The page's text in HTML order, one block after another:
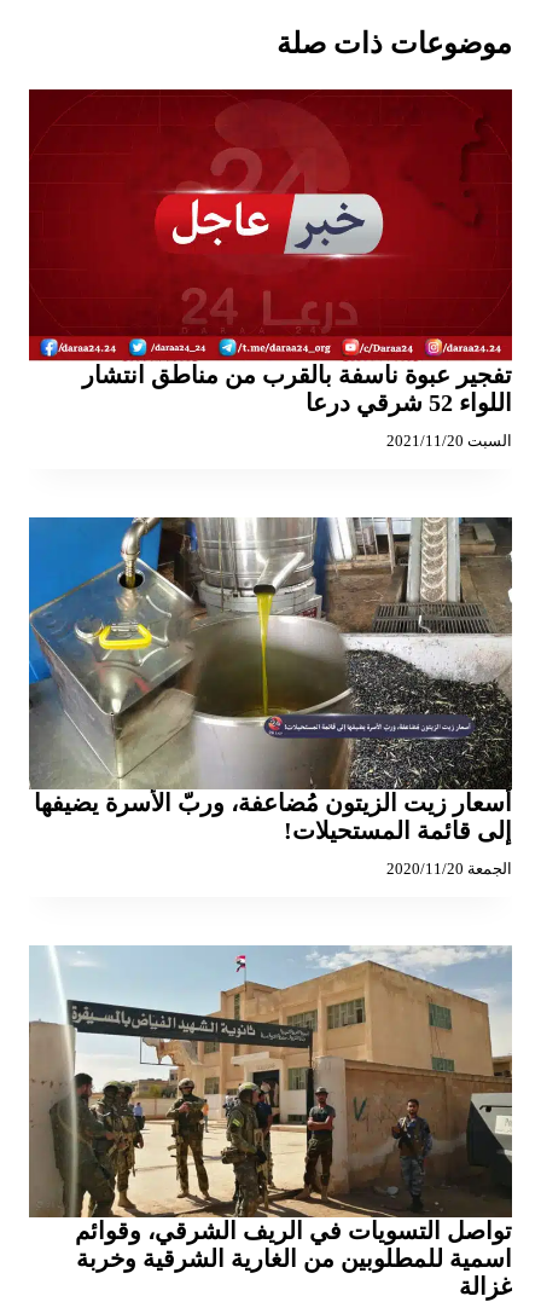
موضوعات ذات صلة
تفجير عبوة ناسفة بالقرب من مناطق انتشار
اللواء 52 شرقي درعا
السبت 2021/11/20
أسعار زيت الزيتون مُضاعفة، وربّ الأسرة يضيفها
إلى قائمة المستحيلات!
الجمعة 2020/11/20
تواصل التسويات في الريف الشرقي، وقوائم
اسمية للمطلوبين من الغارية الشرقية وخربة
غزالة